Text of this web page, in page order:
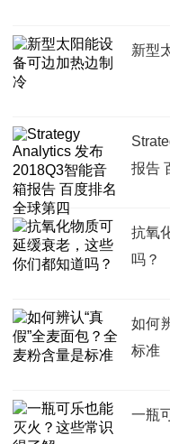
新型
报告
抗氧
吗？
如何
标准
一瓶